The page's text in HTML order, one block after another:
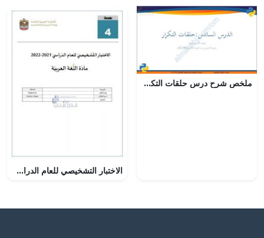
ملخص شرح درس حلقات التكرار (حاسوب) العاشر
الاختبار التشخيصي للعام الدراسي , (لغة عربية) الرابع